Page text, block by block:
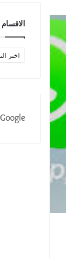
الاقسام
الاقسام
Google